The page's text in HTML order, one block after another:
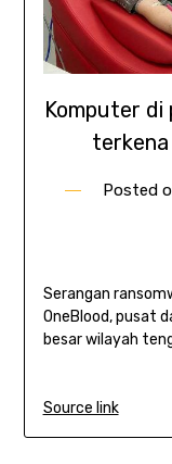
Komputer
Posted
Serangan
OneBlood, pusat
besar wilayah
Source link